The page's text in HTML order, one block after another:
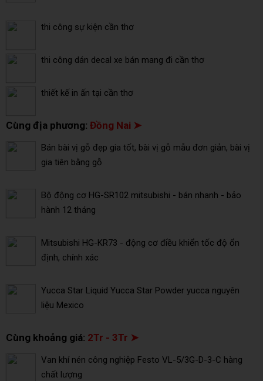
thi công sự kiện cần thơ
thi công dán decal xe bán mang đi cần thơ
thiết kế in ấn tại cần thơ
Cùng địa phương: Đồng Nai ➤
Bán bài vị gỗ đẹp gia tốt, bài vị gỗ mẫu đơn giản, bài vị
gia tiên bằng gỗ
Bộ động cơ HG-SR102 mitsubishi - bán nhanh - bảo
hành 12 tháng
Mitsubishi HG-KR73 - động cơ điều khiển tốc độ ổn
định, chính xác
Yucca Star Liquid Yucca Star Powder yucca nguyên
liệu Mexico
Cùng khoảng giá: 2Tr - 3Tr ➤
Van khí nén công nghiệp Festo VL-5/3G-D-3-C hàng
chất lượng